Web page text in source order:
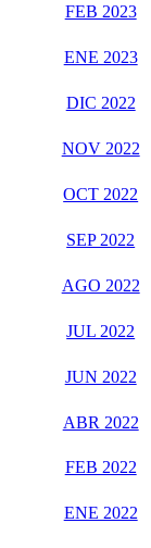
FEB 2023
ENE 2023
DIC 2022
NOV 2022
OCT 2022
SEP 2022
AGO 2022
JUL 2022
JUN 2022
ABR 2022
FEB 2022
ENE 2022